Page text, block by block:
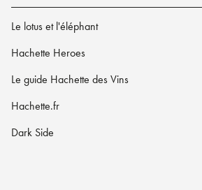
Le lotus et l'éléphant
Hachette Heroes
Le guide Hachette des Vins
Hachette.fr
Dark Side